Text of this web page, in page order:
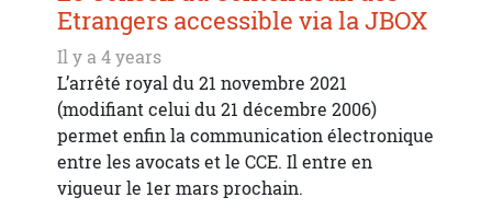
Etrangers accessible via la JBOX
Il y a 4 years
L’arrêté royal du 21 novembre 2021
(modifiant celui du 21 décembre 2006)
permet enfin la communication électronique
entre les avocats et le CCE. Il entre en
vigueur le 1er mars prochain.